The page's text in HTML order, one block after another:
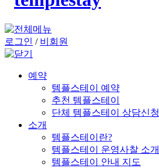
로그인 / 비회원
예약
템플스테이 예약
추천 템플스테이
단체 템플스테이 상담신청
소개
템플스테이란?
템플스테이 운영사찰 소개
템플스테이 안내 지도